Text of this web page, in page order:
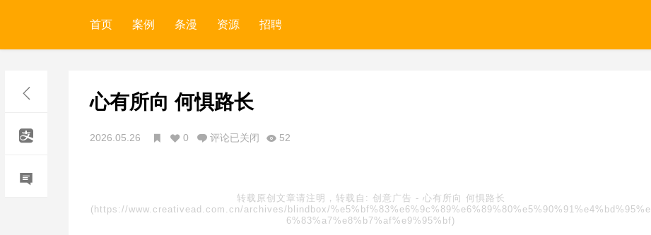
首页 案例 条漫 资源 招聘
心有所向 何惧路长
2026.05.26 0 评论已关闭 52
转载原创文章请注明，转载自: 创意广告 - 心有所向 何惧路长
(https://www.creativead.com.cn/archives/blindbox/%e5%bf%83%e6%9c%89%e6%89%80%e5%90%91%e4%bd%95%e
6%83%a7%e8%b7%af%e9%95%bf)